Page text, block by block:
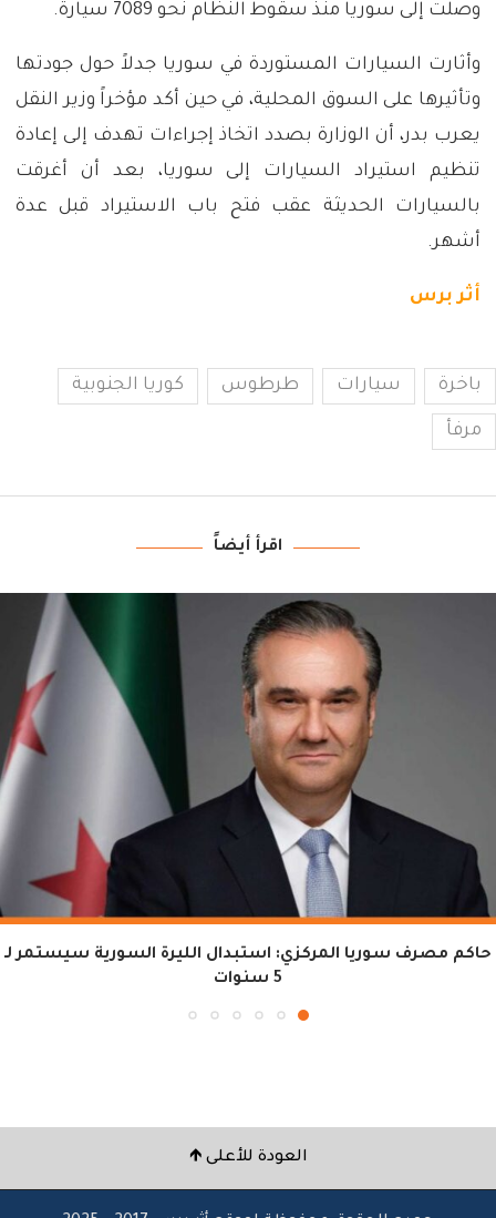
وصلت إلى سوريا منذ سقوط النظام نحو 7089 سيارة.
وأثارت السيارات المستوردة في سوريا جدلاً حول جودتها
وتأثيرها على السوق المحلية، في حين أكد مؤخراً وزير النقل
يعرب بدر، أن الوزارة بصدد اتخاذ إجراءات تهدف إلى إعادة
تنظيم استيراد السيارات إلى سوريا، بعد أن أغرقت
بالسيارات الحديثة عقب فتح باب الاستيراد قبل عدة
أشهر.
أثر برس
باخرة سيارات طرطوس كوريا الجنوبية
مرفأ
اقرأ أيضاً
حاكم مصرف سوريا المركزي: استبدال الليرة السورية سيستمر لـ
5 سنوات
العودة للأعلى 🡹